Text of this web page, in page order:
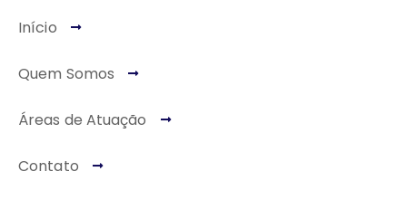
Início
Quem Somos
Áreas de Atuação
Contato